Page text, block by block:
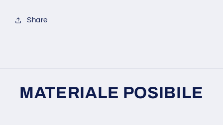
Share
MATERIALE POSIBILE